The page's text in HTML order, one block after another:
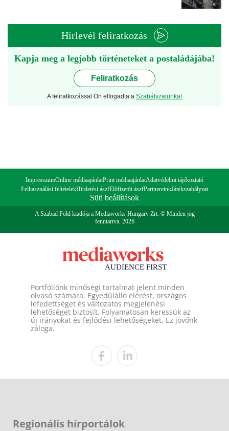
Hírlevél feliratkozás
Kapja meg a legjobb történeteket a postaládájába!
Feliratkozás
A feliratkozással Ön elfogadta a Szabályzatunkat
ImpresszumOnline médiaajánlatPrint médiaajánlatAdatvédelmi tájékoztató
Felhasználási feltételekHirdetési ászfElőfizetői ászfPartnereinkJátékszabályzat
Süti beállítások
A Szabad Föld kiadója a Mediaworks Hungary Zrt. © Minden jog
fenntartva. 2026
Portfóliónk minőségi tartalmat jelent minden
olvasó számára. Egyedülálló elérést, országos
lefedettséget és változatos megjelenési
lehetőséget biztosít. Folyamatosan keressük az
új irányokat és fejlődési lehetőségeket. Ez jövőnk
záloga.
Regionális hírportálok